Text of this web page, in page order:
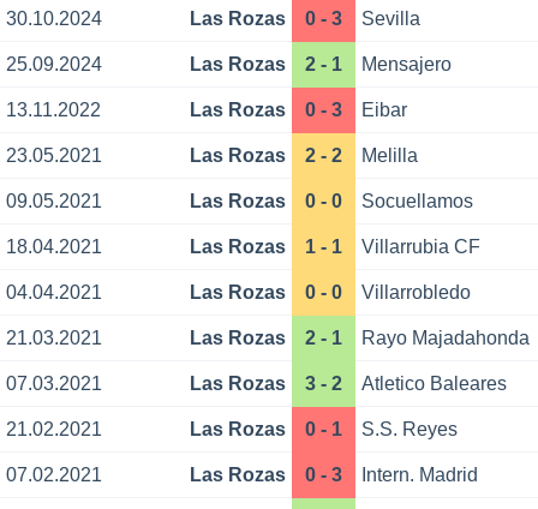
30.10.2024 Las Rozas 0 - 3 Sevilla
25.09.2024 Las Rozas 2 - 1 Mensajero
13.11.2022 Las Rozas 0 - 3 Eibar
23.05.2021 Las Rozas 2 - 2 Melilla
09.05.2021 Las Rozas 0 - 0 Socuellamos
18.04.2021 Las Rozas 1 - 1 Villarrubia CF
04.04.2021 Las Rozas 0 - 0 Villarrobledo
21.03.2021 Las Rozas 2 - 1 Rayo Majadahonda
07.03.2021 Las Rozas 3 - 2 Atletico Baleares
21.02.2021 Las Rozas 0 - 1 S.S. Reyes
07.02.2021 Las Rozas 0 - 3 Intern. Madrid